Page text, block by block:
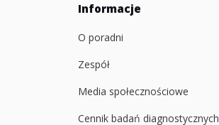
Informacje
O poradni
Zespół
Media społecznościowe
Cennik badań diagnostycznych